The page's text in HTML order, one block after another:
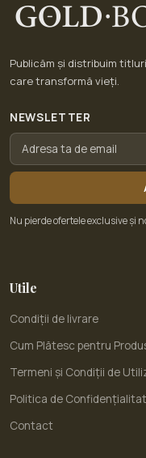
Publicăm și distribuim
care transformă vieți.
NEWSLETTER
Nu pierde ofertele exclusive și
Utile
Condiții de livrare
Cum Plătesc pentru
Termeni și Condiții de
Politica de
Contact